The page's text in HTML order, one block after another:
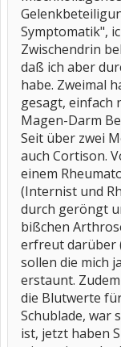
Symptomatik",
Zwischendrin
daß ich aber
habe. Zweimal
gesagt, einfach
Magen-Darm
Seit über zwei
auch Cortison.
einem
(Internist und
durch geröngt
bißchen
erfreut darüber
sollen die mich
erstaunt.
die Blutwerte
Schublade, war
ist, jetzt haben